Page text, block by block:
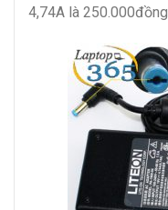
4,74A là 250.000đồng